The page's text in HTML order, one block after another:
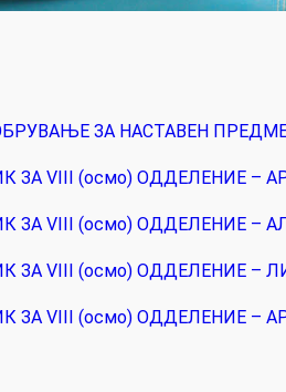
ЗА НАСТАВЕН
ЗА VIII (oсмо) ОДДЕЛЕНИЕ –
ЗА VIII (oсмо) ОДДЕЛЕНИЕ –
ЗА VIII (oсмо) ОДДЕЛЕНИЕ –
ЗА VIII (осмо) ОДДЕЛЕНИЕ –